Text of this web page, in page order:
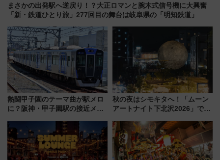
まさかの出発駅へ逆戻り！？大正ロマンと腕木式信号機に大興奮
「新・鉄道ひとり旅」277回目の舞台は岐阜県の「明知鉄道」
熱闘甲子園のテーマ曲が駅メロ
に？阪神・甲子園駅の接近メロ
谷実アレンジの特別仕様へ、8月
5日始発から
秋の夜はシモキタへ！「ムーン
アートナイト下北沢2026」でイ
を満喫しよう